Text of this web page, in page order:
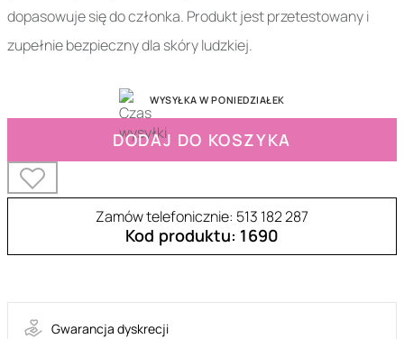
dopasowuje się do członka. Produkt jest przetestowany i
zupełnie bezpieczny dla skóry ludzkiej.
WYSYŁKA W PONIEDZIAŁEK
DODAJ DO KOSZYKA
Zamów telefonicznie: 513 182 287
Kod produktu: 1690
Gwarancja dyskrecji